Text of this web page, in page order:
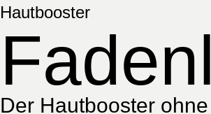
Zum
springen
Hautbooster
Der Hautbooster